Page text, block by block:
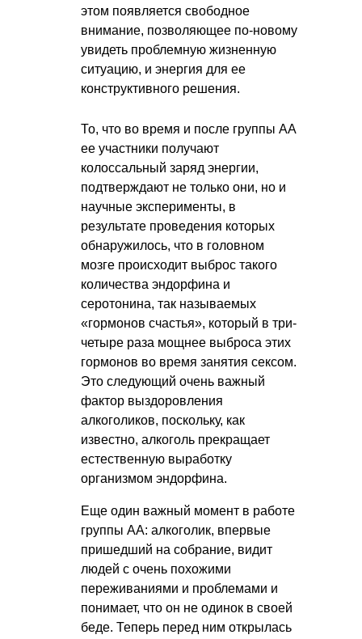
этом появляется свободное
внимание, позволяющее по-новому
увидеть проблемную жизненную
ситуацию, и энергия для ее
конструктивного решения.
То, что во время и после группы АА
ее участники получают
колоссальный заряд энергии,
подтверждают не только они, но и
научные эксперименты, в
результате проведения которых
обнаружилось, что в головном
мозге происходит выброс такого
количества эндорфина и
серотонина, так называемых
«гормонов счастья», который в три-
четыре раза мощнее выброса этих
гормонов во время занятия сексом.
Это следующий очень важный
фактор выздоровления
алкоголиков, поскольку, как
известно, алкоголь прекращает
естественную выработку
организмом эндорфина.
Еще один важный момент в работе
группы АА: алкоголик, впервые
пришедший на собрание, видит
людей с очень похожими
переживаниями и проблемами и
понимает, что он не одинок в своей
беде. Теперь перед ним открылась